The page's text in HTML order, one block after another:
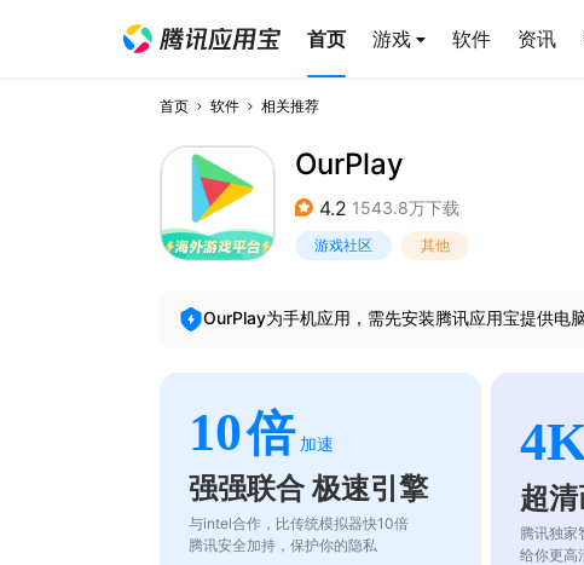
首页 游戏 软件 资讯
首页 软件 相关推荐
OurPlay
4.2 1543.8万下载
游戏社区 其他
OurPlay为手机应用，需先安装腾讯应用宝提供电
10倍 加速
强强联合 极速引擎
与intel合作，比传统模拟器快10倍
腾讯安全加持，保护你的隐私
超
腾讯独家
给你更高